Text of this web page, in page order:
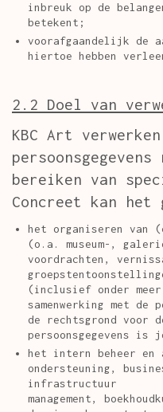
inbreuk op de
betekent;
voorafgaandelijk de
hiertoe hebben
2.2 Doel van
KBC Art
bereiken van
Concreet kan het
het organiseren
(o.a. museum-,
voordrachten,
(inclusief onder
samenwerking met de
de rechtsgrond voor
persoonsgegevens is
het intern beheer
ondersteuning,
infrastructuur
management,